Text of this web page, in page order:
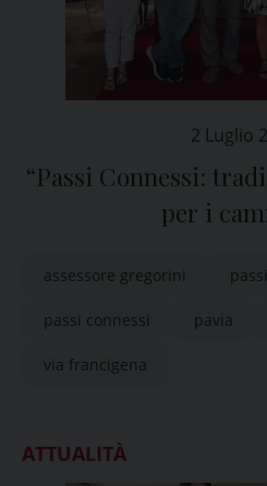
2 Luglio
“Passi Connessi:
per i
assessore gregorini
passi connessi pavia
via francigena
ATTUALITÀ